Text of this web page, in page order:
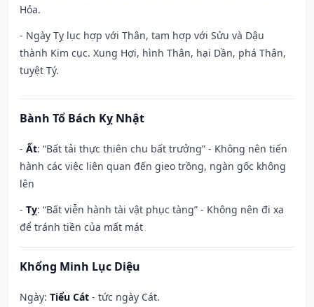
Hỏa.
- Ngày Tỵ lục hợp với Thân, tam hợp với Sửu và Dậu
thành Kim cục. Xung Hợi, hình Thân, hại Dần, phá Thân,
tuyệt Tý.
Bành Tổ Bách Kỵ Nhật
- Ất: “Bất tải thực thiên chu bất trưởng” - Không nên tiến
hành các việc liên quan đến gieo trồng, ngàn gốc không
lên
- Tỵ: “Bất viễn hành tài vật phục tàng” - Không nên đi xa
để tránh tiền của mất mát
Khổng Minh Lục Diệu
Ngày: Tiểu Cát - tức ngày Cát.